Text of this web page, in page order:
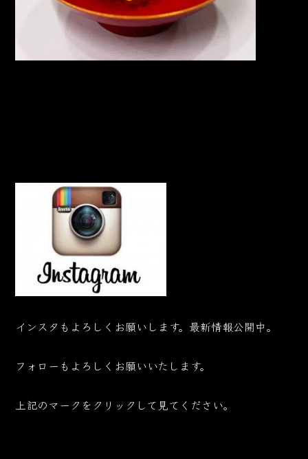
インスタもよろしくお願いします。最新情報公開中。
フォローもよろしくお願いいたします。
上記のマークをクリックして見てください。